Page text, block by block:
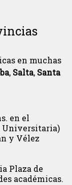
en muchas
, Salta, Santa
en el
Universitaria)
y Vélez
Plaza de
académicas.